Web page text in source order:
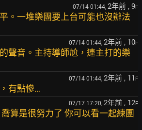
07/14 01:44, 2年前 , 9F
。一堆樂團要上台可能也沒辦法
07/14 01:44, 2年前 , 10F
聲音。主持導師尬，連主打的樂
07/14 01:44, 2年前 , 11 F
有點慘…
07/17 17:20, 2年前 , 12F
算是很努力了 你可以看一起練團